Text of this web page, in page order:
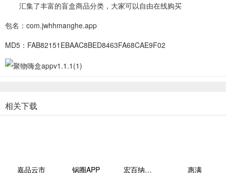
汇集了丰富的盲盒商品分类，大家可以自由在线购买
包名：com.jwhhmanghe.app
MD5：FAB82151EBAAC8BED8463FA68CAE9F02
相关下载
嘉品云市
锅圈APP
宏百纳供货通
惠满